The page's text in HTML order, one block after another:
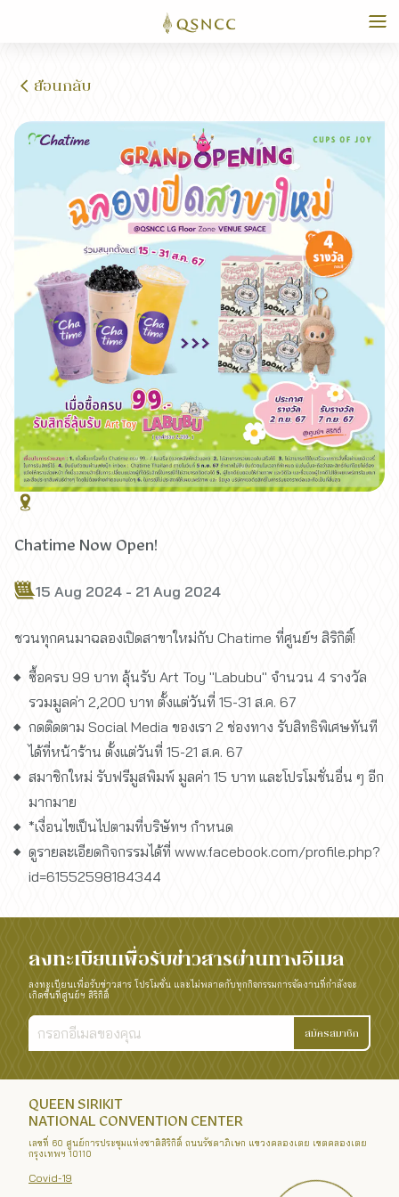
ย้อนกลับ
Chatime Now Open!
15 Aug 2024 - 21 Aug 2024
ชวนทุกคนมาฉลองเปิดสาขาใหม่กับ Chatime ที่ศูนย์ฯ สิริกิติ์!
ซื้อครบ 99 บาท ลุ้นรับ Art Toy "Labubu" จำนวน 4 รางวัล
รวมมูลค่า 2,200 บาท ตั้งแต่วันที่ 15-31 ส.ค. 67
กดติดตาม Social Media ของเรา 2 ช่องทาง รับสิทธิพิเศษทันที
ได้ที่หน้าร้าน ตั้งแต่วันที่ 15-21 ส.ค. 67
สมาชิกใหม่ รับฟรีมูสพิมพ์ มูลค่า 15 บาท และโปรโมชั่นอื่น ๆ อีก
มากมาย
*เงื่อนไขเป็นไปตามที่บริษัทฯ กำหนด
ดูรายละเอียดกิจกรรมได้ที่ www.facebook.com/profile.php?
id=61552598184344
ลงทะเบียนเพื่อรับข่าวสารผ่านทางอีเมล
ลงทะเบียนเพื่อรับข่าวสาร โปรโมชั่น และไม่พลาดกับทุกกิจกรรมการจัดงานที่กำลังจะ
เกิดขึ้นที่ศูนย์ฯ สิริกิติ์
สมัครสมาชิก
QUEEN SIRIKIT
NATIONAL CONVENTION CENTER
เลขที่ 60 ศูนย์การประชุมแห่งชาติสิริกิติ์ ถนนรัชดาภิเษก แขวงคลองเตย เขตคลองเตย
กรุงเทพฯ 10110
Covid-19